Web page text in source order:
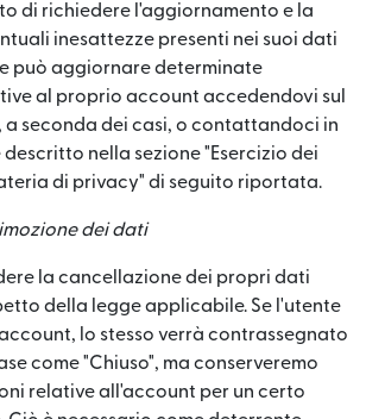
di richiedere l'aggiornamento e la
inesattezze presenti nei suoi dati
può aggiornare determinate
al proprio account accedendovi sul
a seconda dei casi, o contattandoci in
nella sezione "Esercizio dei
di privacy" di seguito riportata.
dei dati
la cancellazione dei propri dati
della legge applicabile. Se l'utente
lo stesso verrà contrassegnato
come "Chiuso", ma conserveremo
relative all'account per un certo